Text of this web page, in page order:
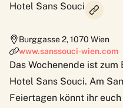
Hotel Sans Souci
Burggasse 2,1070 Wien
www.sanssouci-wien.com
Das Wochenende ist zum
Hotel Sans Souci. Am
Feiertagen könnt ihr euch